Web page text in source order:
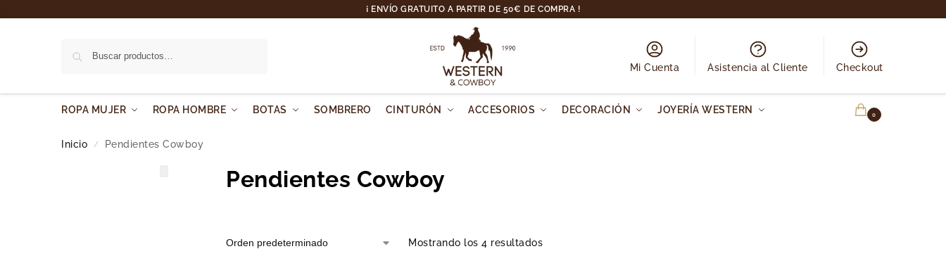
¡ ENVÍO GRATUITO A PARTIR DE 50€ DE COMPRA !
Mi Cuenta Asistencia al Cliente Checkout
ROPA MUJER ROPA HOMBRE BOTAS SOMBRERO CINTURÓN ACCESORIOS DECORACIÓN JOYERÍA WESTERN 0
Inicio / Pendientes Cowboy
Pendientes Cowboy
Mostrando los 4 resultados